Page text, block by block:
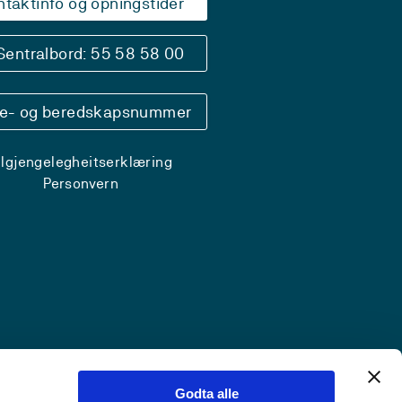
Godta alle
55 58 58 00
og beredskapsnummer
Personvern